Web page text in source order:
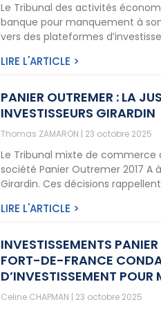
Le Tribunal des activités
banque pour manquement à
vers des plateformes
LIRE L'ARTICLE >
PANIER OUTREMER : LA
INVESTISSEURS GIRARDIN
Thomas ZAMARON 23 octobre 2025
Le Tribunal mixte de
société Panier Outremer 2017 A
Girardin. Ces décisions
LIRE L'ARTICLE >
INVESTISSEMENTS
FORT-DE-FRANCE
D’INVESTISSEMENT
Celine CHAPMAN 23 octobre 2025